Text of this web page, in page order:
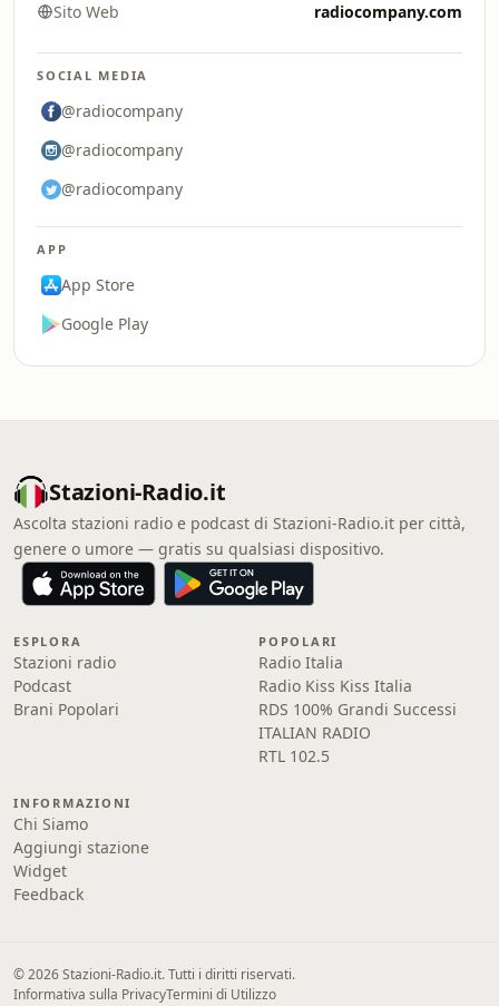
Sito Web radiocompany.com
SOCIAL MEDIA
@radiocompany
@radiocompany
@radiocompany
APP
App Store
Google Play
Stazioni-Radio.it
Ascolta stazioni radio e podcast di Stazioni-Radio.it per città,
genere o umore — gratis su qualsiasi dispositivo.
ESPLORA
Stazioni radio
Podcast
Brani Popolari
POPOLARI
Radio Italia
Radio Kiss Kiss Italia
RDS 100% Grandi Successi
ITALIAN RADIO
RTL 102.5
INFORMAZIONI
Chi Siamo
Aggiungi stazione
Widget
Feedback
© 2026 Stazioni-Radio.it. Tutti i diritti riservati.
Informativa sulla PrivacyTermini di Utilizzo